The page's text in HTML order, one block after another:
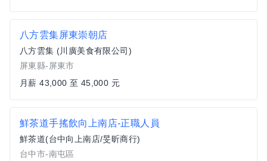
八方雲集屏東崇朝店
八方雲集 (川廣美食有限公司)
屏東縣-屏東市
月薪 43,000 至 45,000 元
鮮茶道手搖飲向上南店-正職人員
鮮茶道(台中向上南店/旻昕商行)
台中市-南屯區